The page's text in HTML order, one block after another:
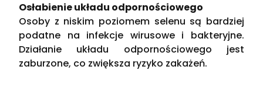
Osłabienie układu odpornościowego
Osoby z niskim poziomem selenu są bardziej
podatne na infekcje wirusowe i bakteryjne.
Działanie układu odpornościowego jest
zaburzone, co zwiększa ryzyko zakażeń​.